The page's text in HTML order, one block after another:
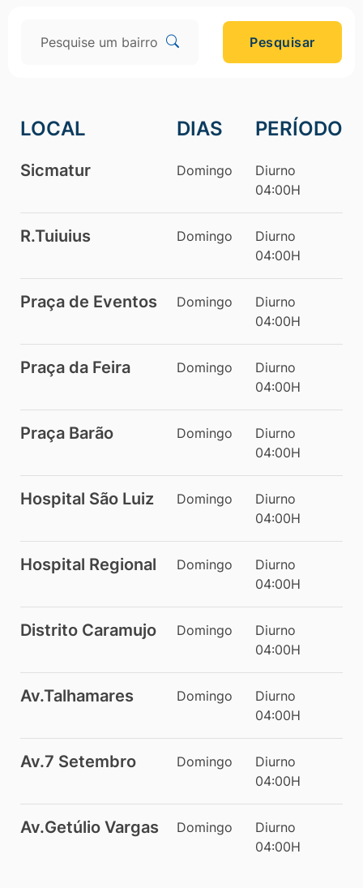
Pesquisar
LOCAL DIAS PERÍODO
Sicmatur Domingo
Diurno
04:00H
R.Tuiuius Domingo
Diurno
04:00H
Praça de Eventos Domingo
Diurno
04:00H
Praça da Feira Domingo
Diurno
04:00H
Praça Barão Domingo
Diurno
04:00H
Hospital São Luiz Domingo
Diurno
04:00H
Hospital Regional Domingo
Diurno
04:00H
Distrito Caramujo Domingo
Diurno
04:00H
Av.Talhamares Domingo
Diurno
04:00H
Av.7 Setembro Domingo
Diurno
04:00H
Av.Getúlio Vargas Domingo
Diurno
04:00H